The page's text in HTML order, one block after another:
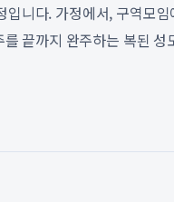
니다. 가정에서, 구역모
끝까지 완주하는 복된